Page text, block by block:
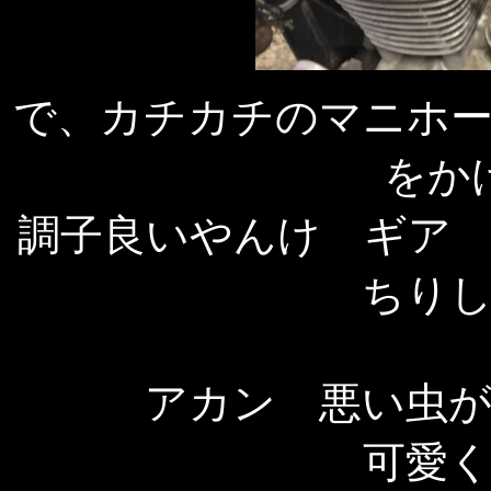
で、カチカチのマニホ
をか
調子良いやんけ ギ
ちり
アカン 悪い虫
可愛